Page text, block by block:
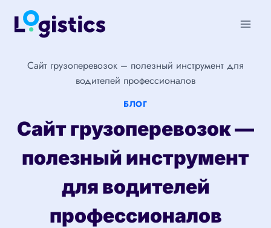
Перейти
Сайт грузоперевозок – полезный инструмент для
водителей профессионалов
БЛОГ
Сайт грузоперевозок —
полезный инструмент
для водителей
профессионалов